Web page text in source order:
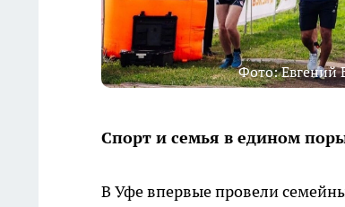
Фото: Евгений
Спорт и семья в едином
В Уфе впервые провели